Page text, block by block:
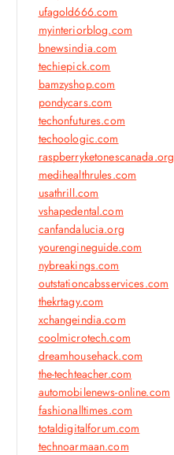
ufagold666.com
myinteriorblog.com
bnewsindia.com
techiepick.com
bamzyshop.com
pondycars.com
techonfutures.com
techoologic.com
raspberryketonescanada.org
medihealthrules.com
usathrill.com
vshapedental.com
canfandalucia.org
yourengineguide.com
nybreakings.com
outstationcabsservices.com
thekrtagy.com
xchangeindia.com
coolmicrotech.com
dreamhousehack.com
the-techteacher.com
automobilenews-online.com
fashionalltimes.com
totaldigitalforum.com
technoarmaan.com